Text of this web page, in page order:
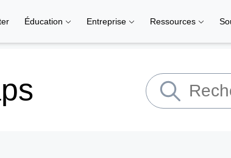
Éducation Entreprise Ressources